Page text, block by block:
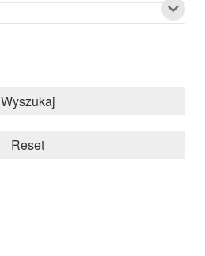
Wyszukaj
Reset